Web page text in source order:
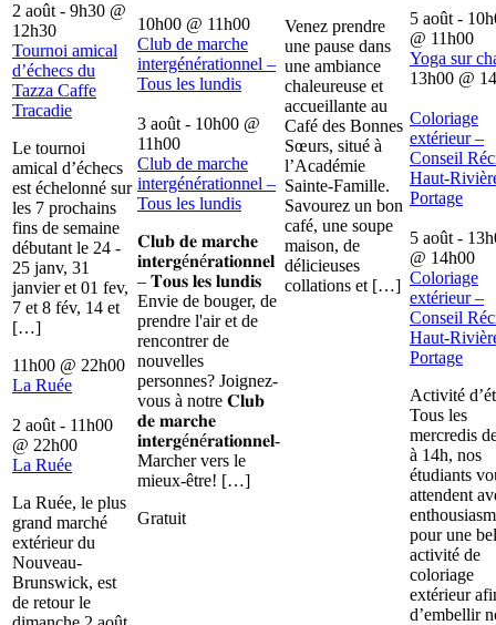
2 août - 9h30 @
12h30
Tournoi amical
d’échecs du
Tazza Caffe
Tracadie
Le tournoi
amical d’échecs
est échelonné sur
les 7 prochains
fins de semaine
débutant le 24 -
25 janv, 31
janvier et 01 fev,
7 et 8 fév, 14 et
[…]
11h00 @ 22h00
La Ruée
2 août - 11h00
@ 22h00
La Ruée
La Ruée, le plus
grand marché
extérieur du
Nouveau-
Brunswick, est
de retour le
10h00 @ 11h00
Club de marche
intergénérationnel –
Tous les lundis
3 août - 10h00 @
11h00
Club de marche
intergénérationnel –
Tous les lundis
𝐂𝐥𝐮𝐛 𝐝𝐞 𝐦𝐚𝐫𝐜𝐡𝐞
𝐢𝐧𝐭𝐞𝐫𝐠é𝐧é𝐫𝐚𝐭𝐢𝐨𝐧𝐧𝐞𝐥
– 𝐓𝐨𝐮𝐬 𝐥𝐞𝐬 𝐥𝐮𝐧𝐝𝐢𝐬
Envie de bouger, de
prendre l'air et de
rencontrer de
nouvelles
personnes? Joignez-
vous à notre 𝐂𝐥𝐮𝐛
𝐝𝐞 𝐦𝐚𝐫𝐜𝐡𝐞
𝐢𝐧𝐭𝐞𝐫𝐠é𝐧é𝐫𝐚𝐭𝐢𝐨𝐧𝐧𝐞𝐥-
Marcher vers le
mieux-être! […]
Gratuit
Venez prendre
une pause dans
une ambiance
chaleureuse et
accueillante au
Café des Bonnes
Sœurs, situé à
l’Académie
Sainte-Famille.
Savourez un bon
café, une soupe
maison, de
délicieuses
collations et […]
5 août -
@ 11h00
Yoga sur
13h00 @
Coloriage
extérieur –
Conseil
Haut-
Portage
5 août -
@ 14h00
Coloriage
extérieur –
Conseil
Haut-
Portage
Activité
Tous les
mercredis
à 14h, nos
étudiants
attendent
pour une
activité de
coloriage
extérieur
d’embellir